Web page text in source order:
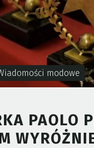
modowe
PAOLO